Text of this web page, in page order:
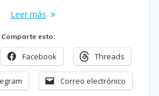
Leer más
Comparte esto:
Facebook Threads
Correo electrónico